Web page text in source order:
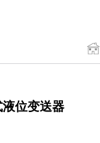
位变送器